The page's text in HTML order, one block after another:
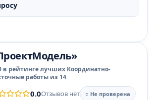
в рейтинге лучших Координатно-
работы из 14
0.0Отзывов нет
○ Не проверена